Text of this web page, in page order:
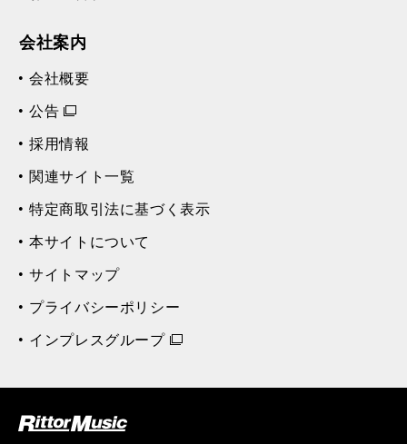
会社案内
会社概要
公告
採用情報
関連サイト一覧
特定商取引法に基づく表示
本サイトについて
サイトマップ
プライバシーポリシー
インプレスグループ
ジック (Rittor Musi